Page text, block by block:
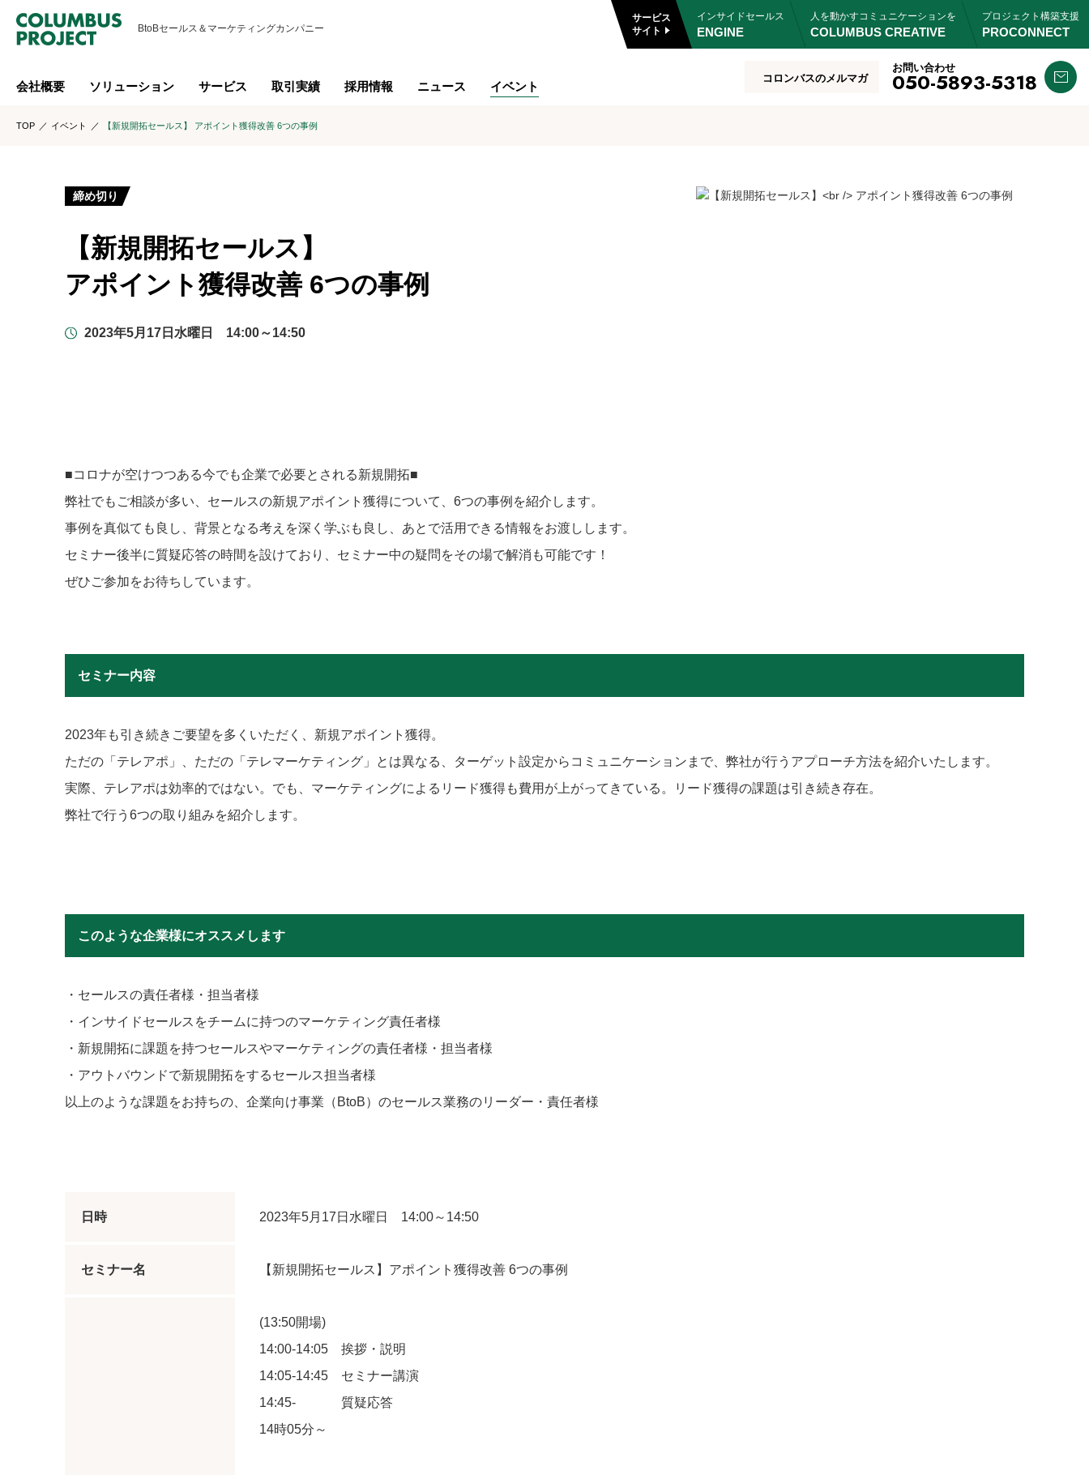
BtoBセールス＆ マーケティングカンパニー
サービス
サイト
インサイドセールス
ENGINE
人を動かすコミュニケーションを
COLUMBUS CREATIVE
プロジェクト構築支援
PROCONNECT
会社概要 ソリューション サービス 取引実績 採用情報 ニュース イベント
コロンバスのメルマガ
お問い合わせ
050-5893-5318
TOP イベント 【新規開拓セールス】 アポイント獲得改善 6つの事例
締め切り
【新規開拓セールス】
アポイント獲得改善 6つの事例
2023年5月17日水曜日 14:00～14:50
■コロナが空けつつある今でも企業で必要とされる新規開拓■
弊社でもご相談が多い、セールスの新規アポイント獲得について、6つの事例を紹介します。
事例を真似ても良し、背景となる考えを深く学ぶも良し、あとで活用できる情報をお渡しします。
セミナー後半に質疑応答の時間を設けており、セミナー中の疑問をその場で解消も可能です！
ぜひご参加をお待ちしています。
セミナー内容
2023年も引き続きご要望を多くいただく、新規アポイント獲得。
ただの「テレアポ」、ただの「テレマーケティング」とは異なる、ターゲット設定からコミュニケーションまで、弊社が行うアプローチ方法を紹介いたします。
実際、テレアポは効率的ではない。でも、マーケティングによるリード獲得も費用が上がってきている。リード獲得の課題は引き続き存在。
弊社で行う6つの取り組みを紹介します。
このような企業様にオススメします
・セールスの責任者様・担当者様
・インサイドセールスをチームに持つのマーケティング責任者様
・新規開拓に課題を持つセールスやマーケティングの責任者様・担当者様
・アウトバウンドで新規開拓をするセールス担当者様
以上のような課題をお持ちの、企業向け事業（BtoB）のセールス業務のリーダー・責任者様
日時 2023年5月17日水曜日 14:00～14:50
セミナー名 【新規開拓セールス】アポイント獲得改善 6つの事例
(13:50開場)
14:00-14:05 挨拶・説明
14:05-14:45 セミナー講演
14:45- 質疑応答
14時05分～